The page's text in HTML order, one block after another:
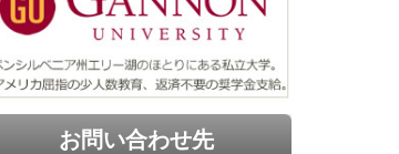
お問い合わせ先